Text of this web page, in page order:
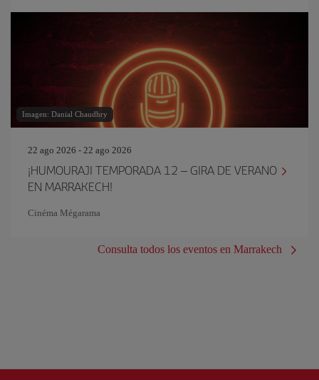
Imagen: Danial Chaudhry
22 ago 2026 - 22 ago 2026
¡HUMOURAJI TEMPORADA 12 – GIRA DE VERANO
EN MARRAKECH!
Cinéma Mégarama
Consulta todos los eventos en Marrakech